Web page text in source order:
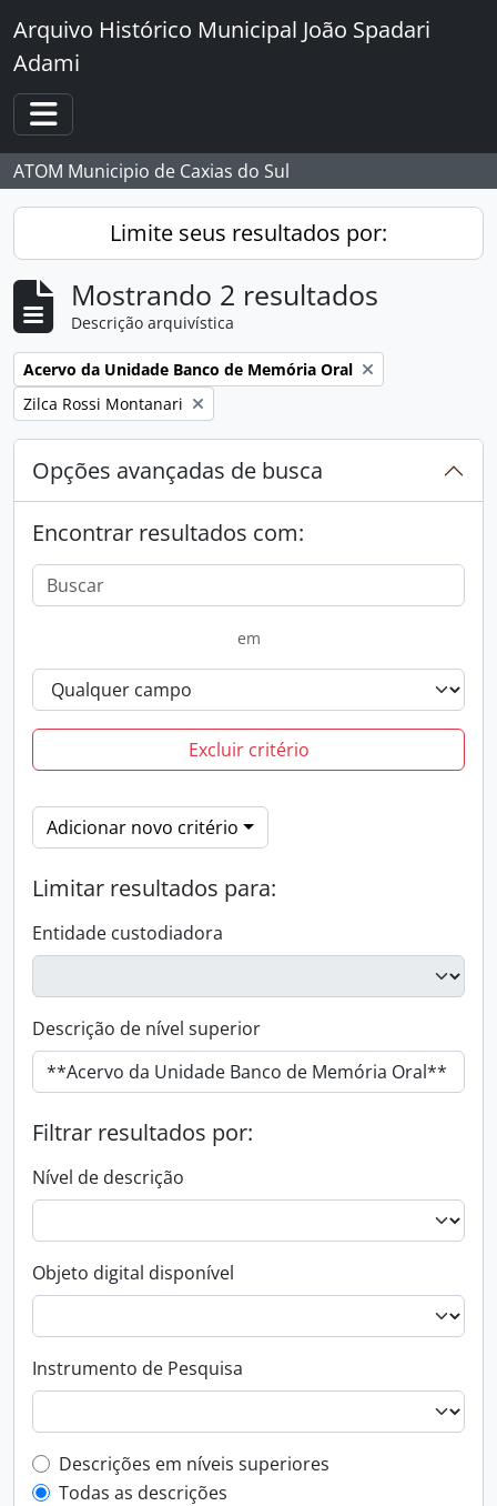
Skip to main content
Arquivo Histórico Municipal João Spadari
Adami
Toggle navigation
ATOM Municipio de Caxias do Sul
Limite seus resultados por:
Mostrando 2 resultados
Descrição arquivística
Remover filtro:
Acervo da Unidade Banco de Memória Oral
Remover filtro:
Zilca Rossi Montanari
Opções avançadas de busca
Encontrar resultados com:
em
Excluir critério
Adicionar novo critério
Limitar resultados para:
Entidade custodiadora
Descrição de nível superior
Filtrar resultados por:
Nível de descrição
Objeto digital disponível
Instrumento de Pesquisa
Filtro de descrição de nível superior
Descrições em níveis superiores
Todas as descrições